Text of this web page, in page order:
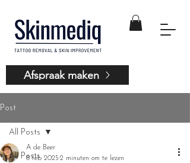
Afspraak maken
Post
All Posts
All Posts
A de Beer
8 feb 2025 2 minuten om te lezen